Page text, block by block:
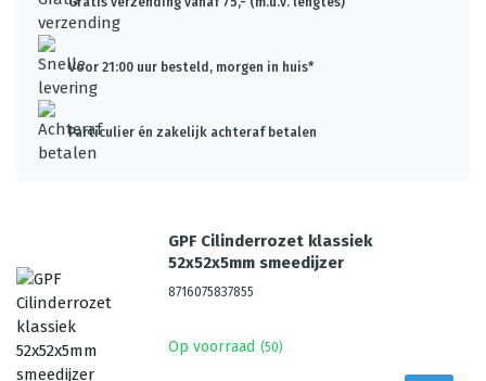
Voor 21:00 uur besteld, morgen in huis*
Particulier én zakelijk achteraf betalen
GPF Cilinderrozet klassiek
52x52x5mm smeedijzer
8716075837855
Op voorraad (50)